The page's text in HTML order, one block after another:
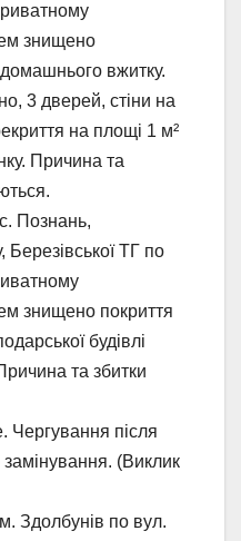
знищено
вжитку.
3 дверей, стіни на
на площі 1 м²
Причина та
Познань,
Березівської ТГ по
знищено покриття
будівлі
та збитки
Чергування після
(Виклик
Здолбунів по вул.